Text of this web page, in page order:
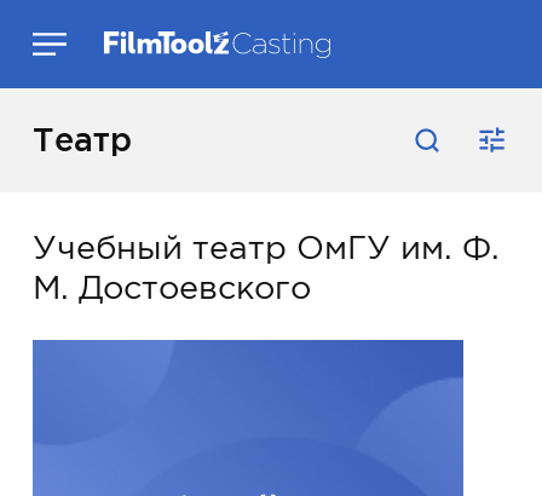
Театр
Учебный театр ОмГУ им. Ф.
М. Достоевского